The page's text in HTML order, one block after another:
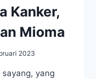
Kanker,
Mioma
2023
yang